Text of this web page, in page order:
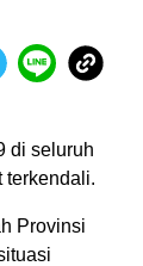
di seluruh
terkendali.
Provinsi